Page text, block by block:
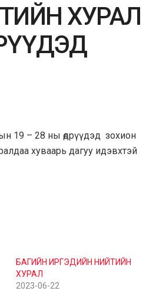
ХУРАЛ
19 – 28 ны өдрүүдэд зохион
хуваарь дагуу идэвхтэй
БАГИЙН ИРГЭДИЙН НИЙТИЙН
ХУРАЛ
2023-06-22